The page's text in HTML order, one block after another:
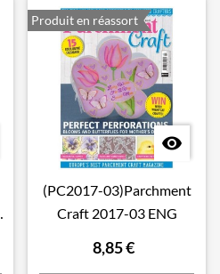
Produit en réassort

(PC2017-03)Parchment
Craft 2017-03 ENG
8,85 €